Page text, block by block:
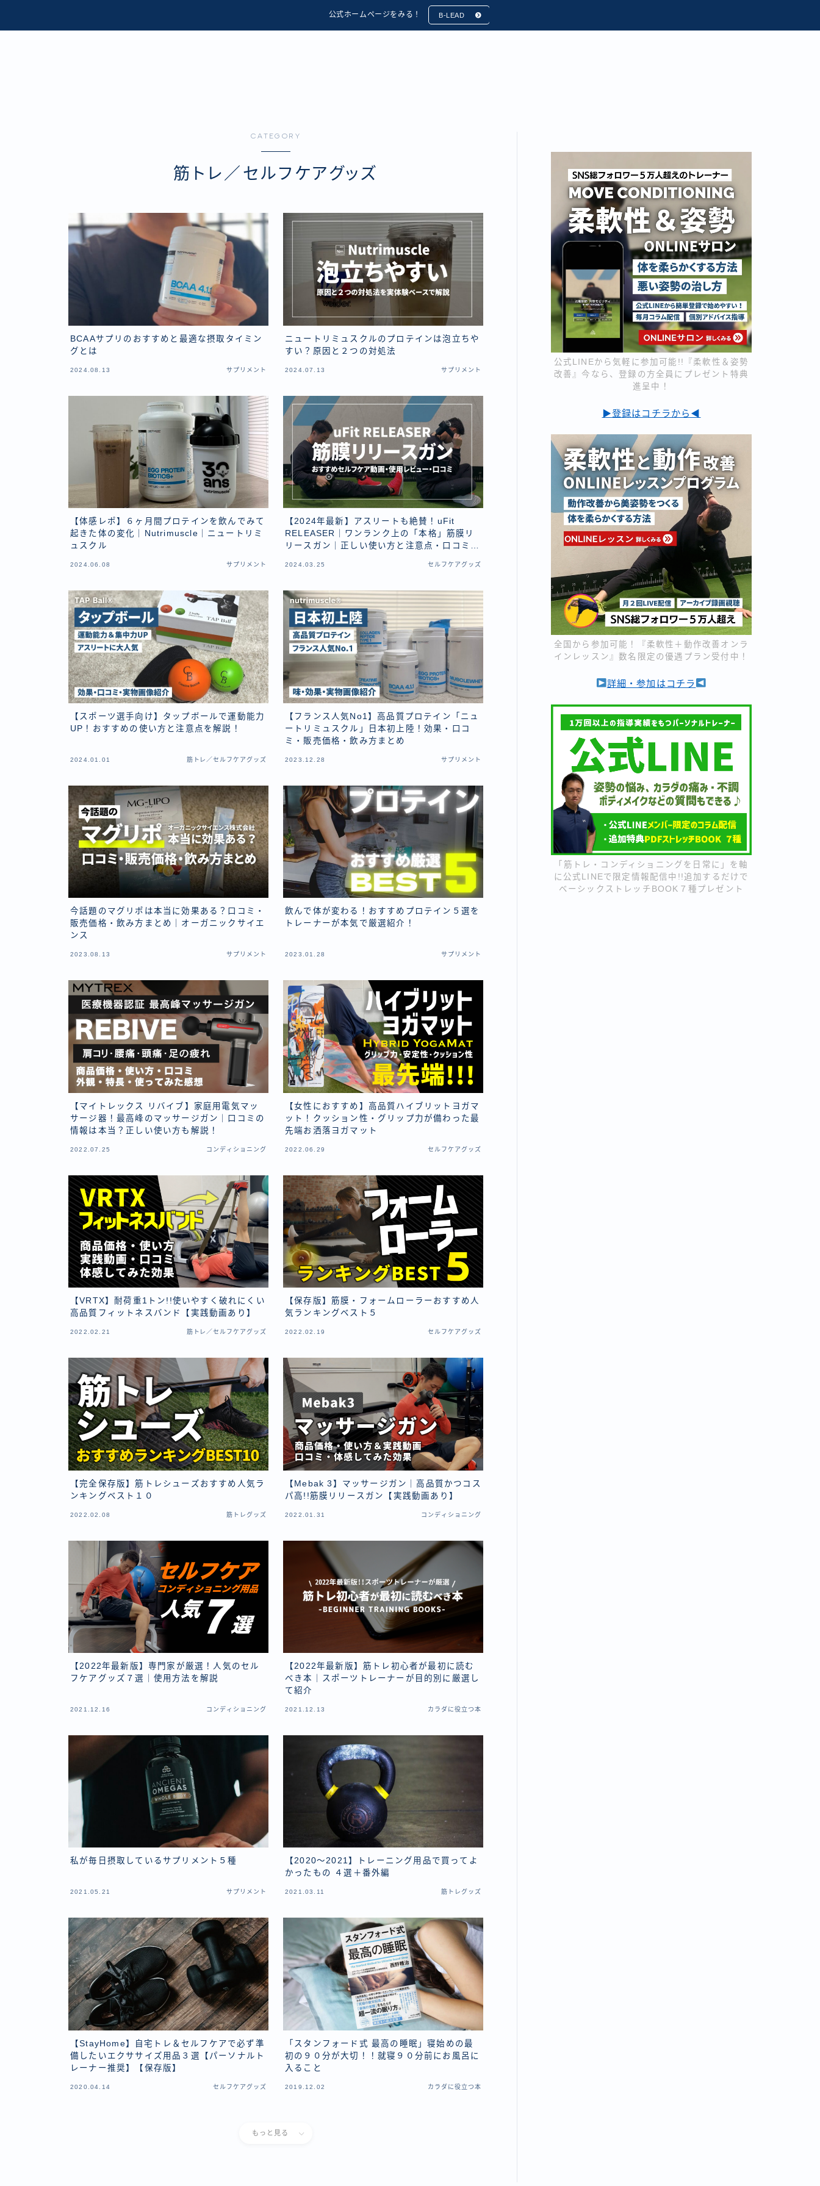
公式ホームページをみる！ B-LEAD
CATEGORY
筋トレ／セルフケアグッズ
BCAAサプリのおすすめと最適な摂取タイミン
グとは
2024.08.13 サプリメント
ニュートリミュスクルのプロテインは泡立ちや
すい？原因と２つの対処法
2024.07.13 サプリメント
【体感レポ】６ヶ月間プロテインを飲んでみて
起きた体の変化｜Nutrimuscle｜ニュートリミ
ュスクル
2024.06.08 サプリメント
【2024年最新】アスリートも絶賛！uFit
RELEASER｜ワンランク上の「本格」筋膜リ
リースガン｜正しい使い方と注意点・口コミま
2024.03.25 セルフケアグッズ
【スポーツ選手向け】タップボールで運動能力
UP！おすすめの使い方と注意点を解説！
2024.01.01 筋トレ／セルフケアグッズ
【フランス人気No1】高品質プロテイン「ニュ
ートリミュスクル」日本初上陸！効果・口コ
ミ・販売価格・飲み方まとめ
2023.12.28 サプリメント
今話題のマグリポは本当に効果ある？口コミ・
販売価格・飲み方まとめ｜オーガニックサイエ
ンス
2023.08.13 サプリメント
飲んで体が変わる！おすすめプロテイン５選を
トレーナーが本気で厳選紹介！
2023.01.28 サプリメント
【マイトレックス リバイブ】家庭用電気マッ
サージ器！最高峰のマッサージガン｜口コミの
情報は本当？正しい使い方も解説！
2022.07.25 コンディショニング
【女性におすすめ】高品質ハイブリットヨガマ
ット！クッション性・グリップ力が備わった最
先端お洒落ヨガマット
2022.06.29 セルフケアグッズ
【VRTX】耐荷重1トン!!使いやすく破れにくい
高品質フィットネスバンド【実践動画あり】
2022.02.21 筋トレ／セルフケアグッズ
【保存版】筋膜・フォームローラーおすすめ人
気ランキングベスト５
2022.02.19 セルフケアグッズ
【完全保存版】筋トレシューズおすすめ人気ラ
ンキングベスト１０
2022.02.08 筋トレグッズ
【Mebak 3】マッサージガン｜高品質かつコス
パ高!!筋膜リリースガン【実践動画あり】
2022.01.31 コンディショニング
【2022年最新版】専門家が厳選！人気のセル
フケアグッズ７選｜使用方法を解説
2021.12.16 コンディショニング
【2022年最新版】筋トレ初心者が最初に読む
べき本｜スポーツトレーナーが目的別に厳選し
て紹介
2021.12.13 カラダに役立つ本
私が毎日摂取しているサプリメント５種
2021.05.21 サプリメント
【2020〜2021】トレーニング用品で買ってよ
かったもの ４選＋番外編
2021.03.11 筋トレグッズ
【StayHome】自宅トレ＆セルフケアで必ず準
備したいエクササイズ用品３選【パーソナルト
レーナー推奨】【保存版】
2020.04.14 セルフケアグッズ
「スタンフォード式 最高の睡眠」寝始めの最
初の９０分が大切！！就寝９０分前にお風呂に
入ること
2019.12.02 カラダに役立つ本
もっと見る
公式LINEから気軽に参加可能!!『柔軟性＆姿勢
改善』今なら、登録の方全員にプレゼント特典
進呈中！
▶登録はコチラから◀
全国から参加可能！『柔軟性＋動作改善オンラ
インレッスン』数名限定の優遇プラン受付中！
詳細・参加はコチラ
「筋トレ・コンディショニングを日常に」を軸
に公式LINEで限定情報配信中!!追加するだけで
ベーシックストレッチBOOK７種プレゼント